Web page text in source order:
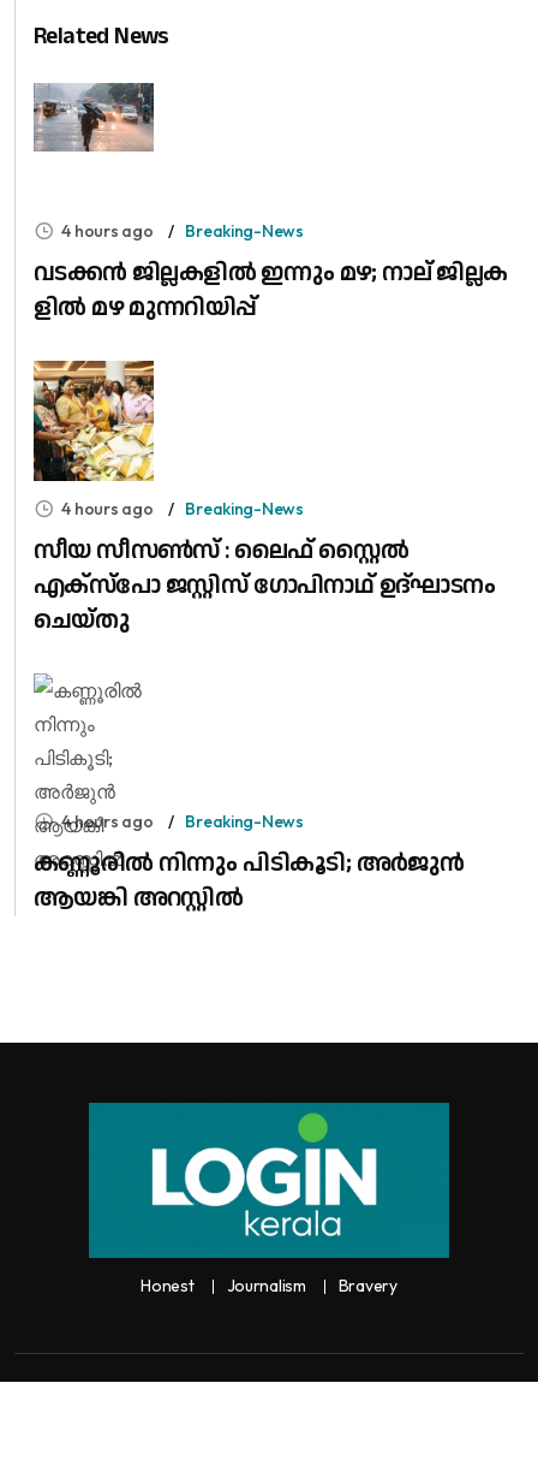
Related News
4 hours ago Breaking-News
വ​ട​ക്ക​ൻ ജി​ല്ല​ക​ളി​ൽ ഇ​ന്നും മ​ഴ; നാ​ല് ജി​ല്ല​ക​
ളി​ൽ മ​ഴ മു​ന്ന​റി​യി​പ്പ്
4 hours ago Breaking-News
സീയ സീസൺസ് : ലൈഫ് സ്റ്റൈൽ
എക്സ്പോ ജസ്റ്റിസ് ഗോപിനാഥ് ഉദ്‌ഘാടനം
ചെയ്തു
4 hours ago Breaking-News
കണ്ണൂരിൽ നിന്നും പിടികൂടി; അർജുൻ
ആയങ്കി അറസ്റ്റിൽ
Honest Journalism Bravery